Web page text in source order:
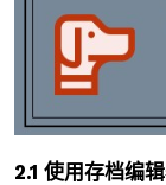
2.1 使用存档编